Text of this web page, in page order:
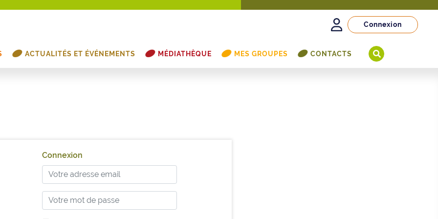
Connexion
ACTUALITÉS ET ÉVÉNEMENTS MÉDIATHÈQUE MES GROUPES CONTACTS
Connexion